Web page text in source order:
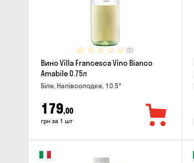
(0)
Вино Villa Francesca Vino Bianco
Amabile 0.75л
Біле, Напівсолодке, 10.5°
179,00
грн за 1 шт